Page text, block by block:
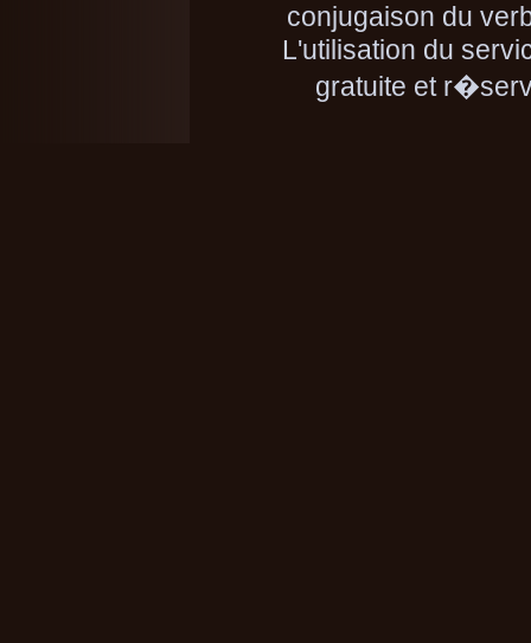
conjugaison du
L'utilisation du
gratuite et